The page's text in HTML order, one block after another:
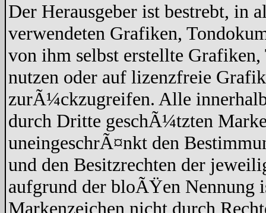
Der Herausgeber ist bestrebt, in
verwendeten Grafiken,
von ihm selbst erstellte Grafiken,
nutzen oder auf lizenzfreie
zurÃ¼ckzugreifen. Alle
durch Dritte geschÃ¼tzten
uneingeschrÃ¤nkt den
und den Besitzrechten der
aufgrund der bloÃŸen Nennung
Markenzeichen nicht durch